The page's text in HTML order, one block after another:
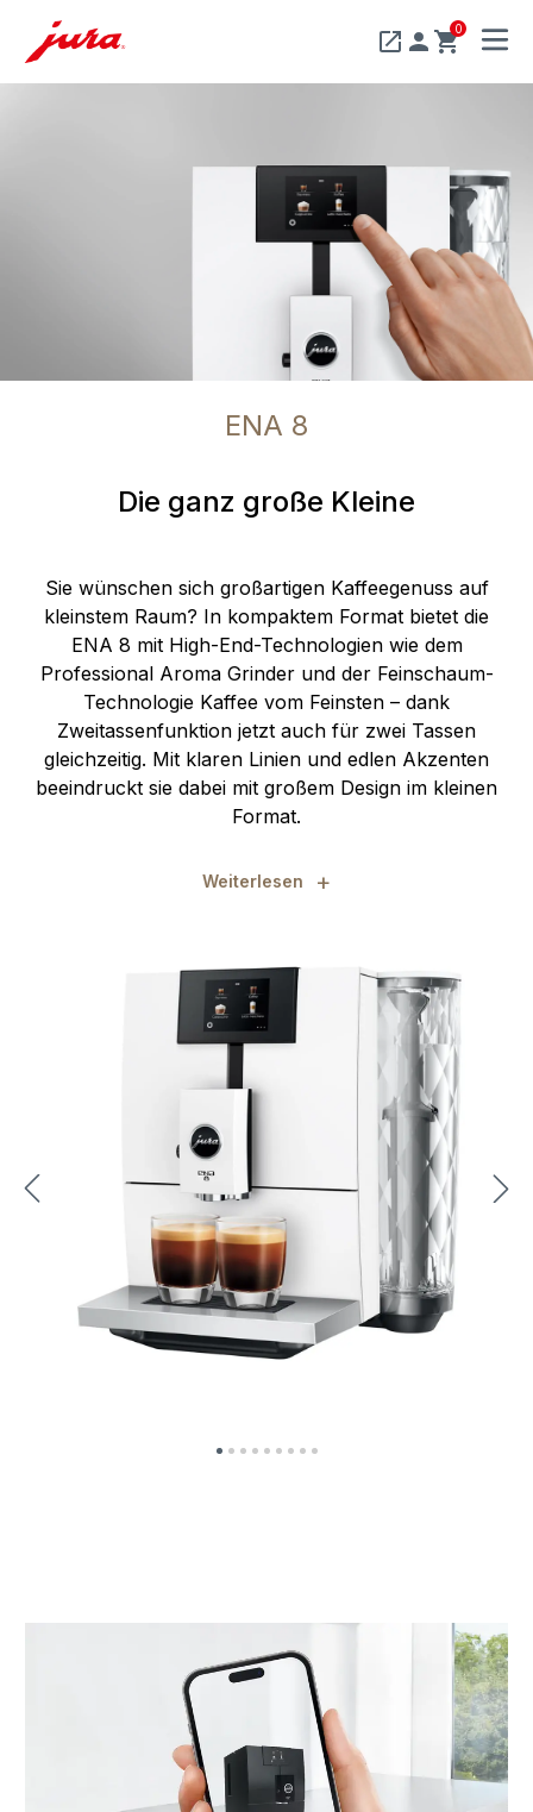
0
MENU
ENA 8
Die ganz große Kleine
Sie wünschen sich großartigen Kaffeegenuss auf
kleinstem Raum? In kompaktem Format bietet die
ENA 8 mit High-End-Technologien wie dem
Professional Aroma Grinder und der Feinschaum-
Technologie Kaffee vom Feinsten – dank
Zweitassenfunktion jetzt auch für zwei Tassen
gleichzeitig. Mit klaren Linien und edlen Akzenten
beeindruckt sie dabei mit großem Design im kleinen
Format.
Weiterlesen +